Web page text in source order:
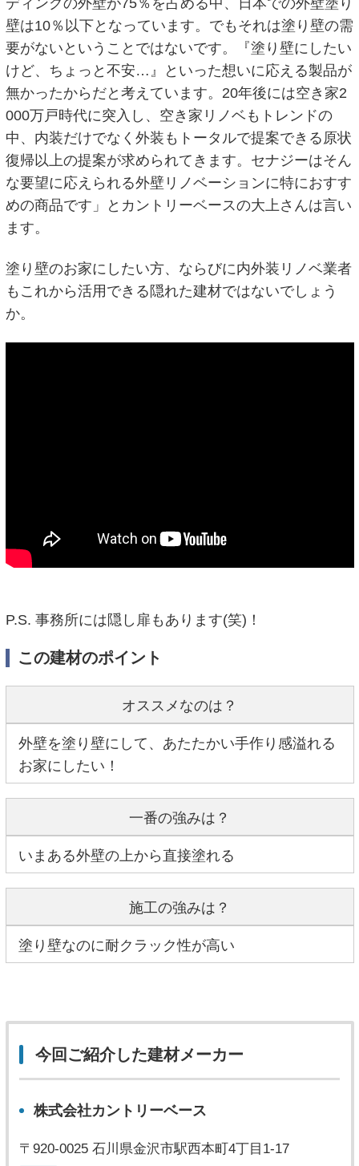
ディングの外壁が75％を占める中、日本での外壁塗り
壁は10％以下となっています。でもそれは塗り壁の需
要がないということではないです。『塗り壁にしたい
けど、ちょっと不安…』といった想いに応える製品が
無かったからだと考えています。20年後には空き家2
000万戸時代に突入し、空き家リノベもトレンドの
中、内装だけでなく外装もトータルで提案できる原状
復帰以上の提案が求められてきます。セナジーはそん
な要望に応えられる外壁リノベーションに特におすす
めの商品です」とカントリーベースの大上さんは言い
ます。
塗り壁のお家にしたい方、ならびに内外装リノベ業者
もこれから活用できる隠れた建材ではないでしょう
か。
P.S. 事務所には隠し扉もあります(笑)！
この建材のポイント
オススメなのは？
外壁を塗り壁にして、あたたかい手作り感溢れる
お家にしたい！
一番の強みは？
いまある外壁の上から直接塗れる
施工の強みは？
塗り壁なのに耐クラック性が高い
今回ご紹介した建材メーカー
株式会社カントリーベース
〒920-0025 石川県金沢市駅西本町4丁目1-17